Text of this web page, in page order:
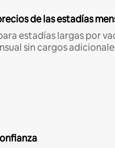
de las estadías
estadías largas por
sin cargos